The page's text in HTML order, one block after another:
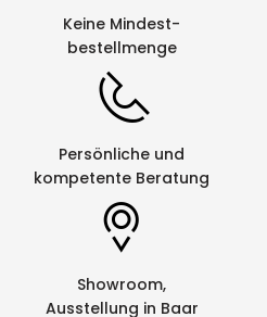
Keine Mindest-
bestellmenge
Persönliche und
kompetente Beratung
Showroom,
Ausstellung in Baar